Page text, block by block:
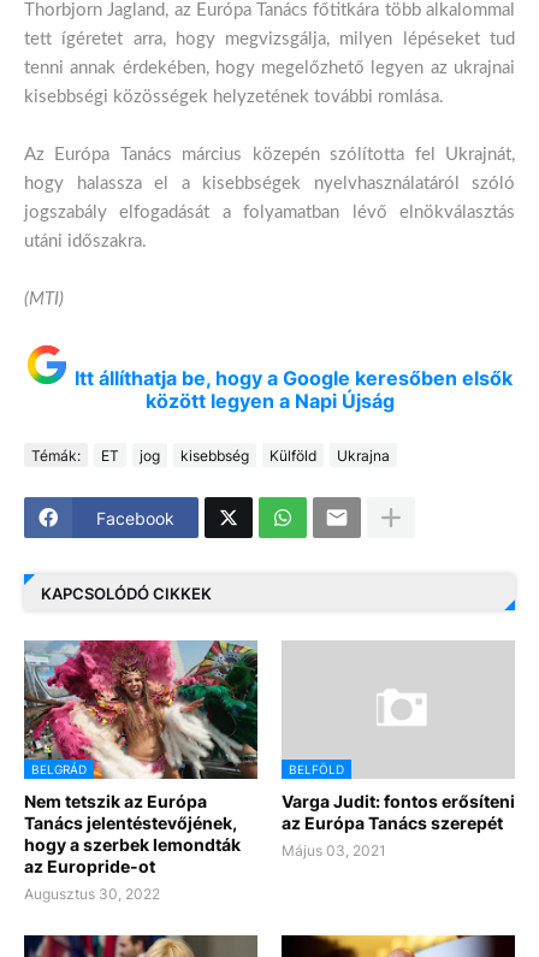
Thorbjorn Jagland, az Európa Tanács főtitkára több alkalommal
tett ígéretet arra, hogy megvizsgálja, milyen lépéseket tud
tenni annak érdekében, hogy megelőzhető legyen az ukrajnai
kisebbségi közösségek helyzetének további romlása.
Az Európa Tanács március közepén szólította fel Ukrajnát,
hogy halassza el a kisebbségek nyelvhasználatáról szóló
jogszabály elfogadását a folyamatban lévő elnökválasztás
utáni időszakra.
(MTI)
Itt állíthatja be, hogy a Google keresőben elsők
között legyen a Napi Újság
Témák: ET jog kisebbség Külföld Ukrajna
Facebook
KAPCSOLÓDÓ CIKKEK
BELGRÁD
Nem tetszik az Európa
Tanács jelentéstevőjének,
hogy a szerbek lemondták
az Europride-ot
Augusztus 30, 2022
BELFÖLD
Varga Judit: fontos erősíteni
az Európa Tanács szerepét
Május 03, 2021